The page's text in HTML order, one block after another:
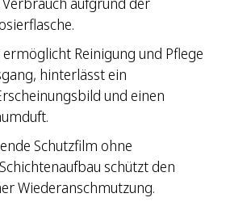
ermöglicht Reinigung und Pflege
hinterlässt ein
und einen
Schutzfilm ohne
schützt den
Wiederanschmutzung.